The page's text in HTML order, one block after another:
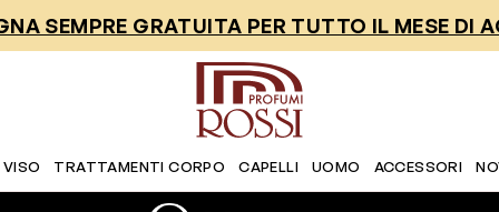
SEMPRE GRATUITA PER TUTTO IL MESE DI
TRATTAMENTI CORPO CAPELLI UOMO ACCESSORI